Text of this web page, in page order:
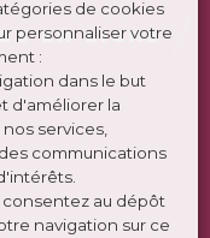
EN LIGNE
de cookies
personnaliser votre
:
dans le but
d'améliorer la
services,
communications
consentez au dépôt
navigation sur ce